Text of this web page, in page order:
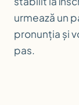
urmează un
pronunția și
pas.